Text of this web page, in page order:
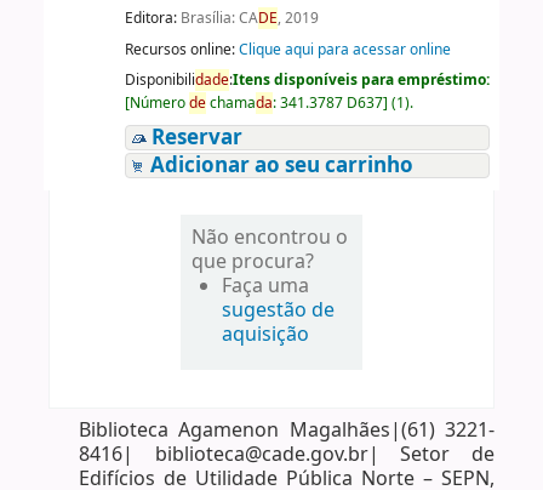
Editora: Brasília: CADE, 2019
Recursos online:Clique aqui para acessar online
Disponibilidade:Itens disponíveis para empréstimo:
[Númerodechamada:341.3787 D637] (1).
Reservar
Adicionar ao seu carrinho
Não encontrou o
que procura?
Faça uma
sugestão de
aquisição
Biblioteca Agamenon Magalhães|(61) 3221-
8416| biblioteca@cade.gov.br| Setor de
Edifícios de Utilidade Pública Norte – SEPN,